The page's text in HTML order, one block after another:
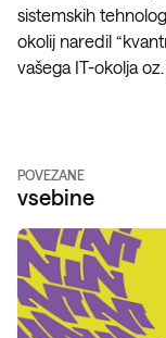
sistemskih
okolij naredil
vašega IT-okolja
POVEZANE
vsebine